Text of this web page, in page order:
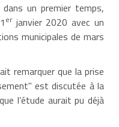
un premier temps,
erjanvier 2020 avec un
municipales de mars
remarquer que la prise
est discutée à la
l’étude aurait pu déjà